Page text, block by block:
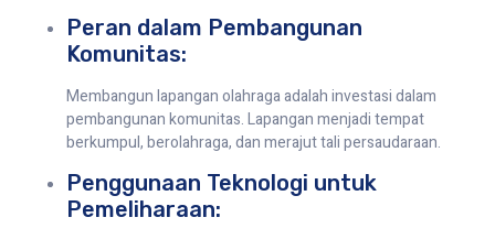
Peran dalam Pembangunan
Komunitas:
Membangun lapangan olahraga adalah investasi dalam
pembangunan komunitas. Lapangan menjadi tempat
berkumpul, berolahraga, dan merajut tali persaudaraan.
Penggunaan Teknologi untuk
Pemeliharaan: